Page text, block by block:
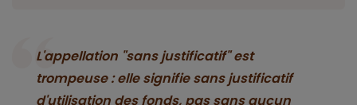
L'appellation "sans justificatif" est
trompeuse : elle signifie sans justificatif
d'utilisation des fonds, pas sans aucun